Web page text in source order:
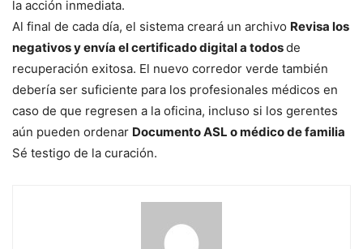
la acción inmediata.
Al final de cada día, el sistema creará un archivo Revisa los
negativos y envía el certificado digital a todosde
recuperación exitosa. El nuevo corredor verde también
debería ser suficiente para los profesionales médicos en
caso de que regresen a la oficina, incluso si los gerentes
aún pueden ordenar Documento ASL o médico de familia
Sé testigo de la curación.